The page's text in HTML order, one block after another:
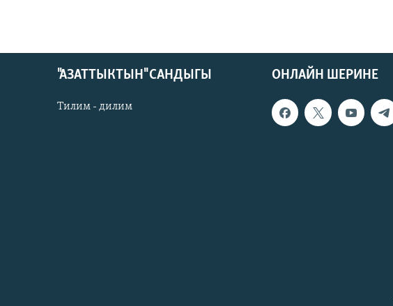
ОНЛАЙН ШЕРИНЕ
"АЗАТТЫКТЫН" САНДЫГЫ
Тилим - дилим